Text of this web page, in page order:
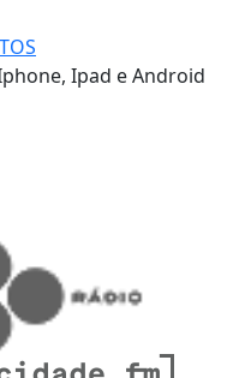
Ipad e Android